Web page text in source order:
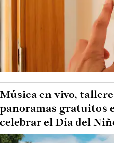
Música en vivo,
panoramas gratuitos
celebrar el Día del